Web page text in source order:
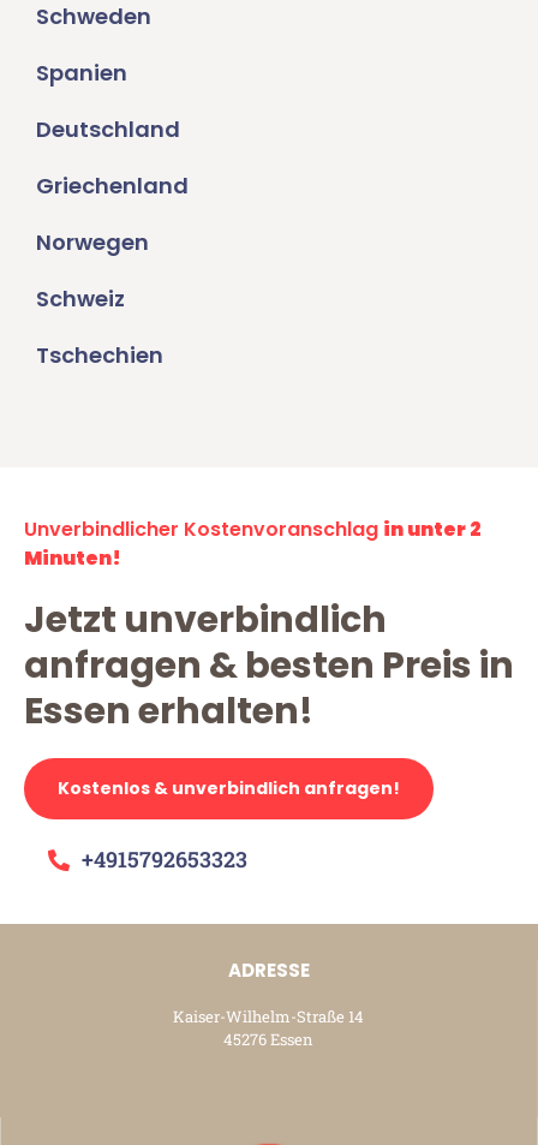
Schweden
Spanien
Deutschland
Griechenland
Norwegen
Schweiz
Tschechien
Unverbindlicher Kostenvoranschlag in unter 2
Minuten!
Jetzt unverbindlich
anfragen & besten Preis in
Essen erhalten!
Kostenlos & unverbindlich anfragen!
+4915792653323
ADRESSE
Kaiser-Wilhelm-Straße 14
45276 Essen